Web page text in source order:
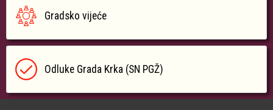
Gradsko vijeće
Odluke Grada Krka (SN PGŽ)